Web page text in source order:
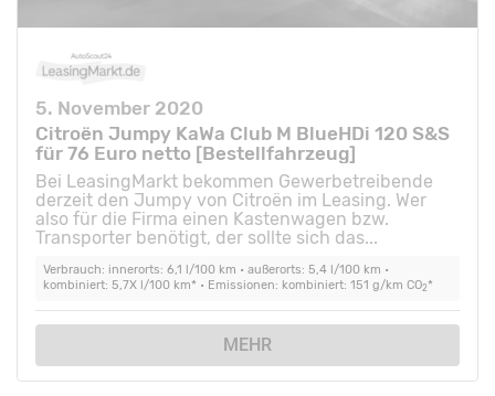
5. November 2020
Citroën Jumpy KaWa Club M BlueHDi 120 S&S
für 76 Euro netto [Bestellfahrzeug]
Bei LeasingMarkt bekommen Gewerbetreibende
derzeit den Jumpy von Citroën im Leasing. Wer
also für die Firma einen Kastenwagen bzw.
Transporter benötigt, der sollte sich das...
Verbrauch: innerorts: 6,1 l/100 km • außerorts: 5,4 l/100 km •
kombiniert: 5,7X l/100 km* • Emissionen: kombiniert: 151 g/km CO2*
MEHR